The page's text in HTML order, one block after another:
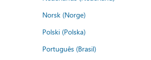
Norsk (Norge)
Polski (Polska)
Português (Brasil)